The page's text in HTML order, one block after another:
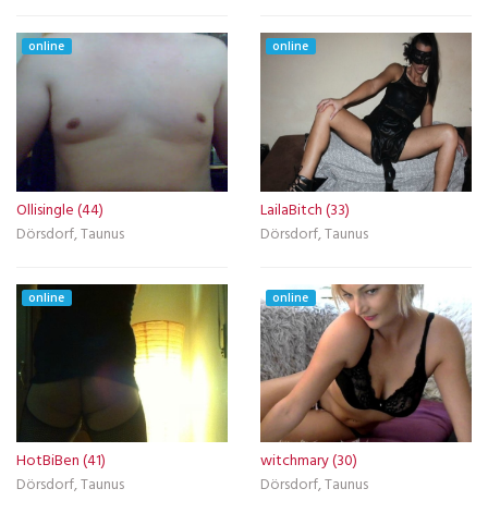
online
Ollisingle (44)
Dörsdorf, Taunus
online
LailaBitch (33)
Dörsdorf, Taunus
online
HotBiBen (41)
Dörsdorf, Taunus
online
witchmary (30)
Dörsdorf, Taunus